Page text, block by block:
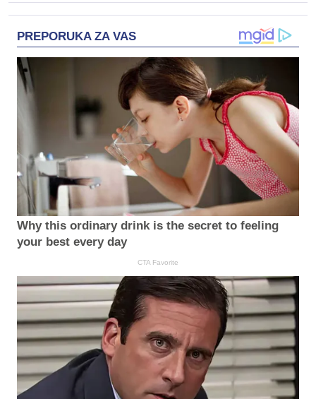
PREPORUKA ZA VAS
Why this ordinary drink is the secret to feeling
your best every day
CTA Favorite